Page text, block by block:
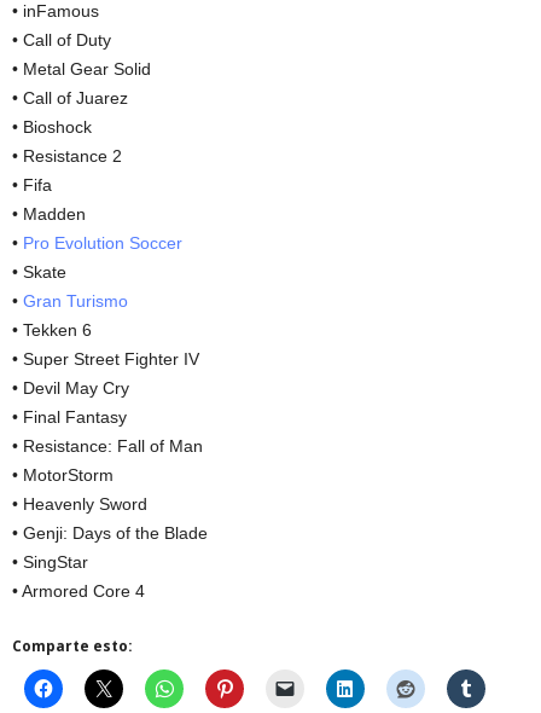
• inFamous
• Call of Duty
• Metal Gear Solid
• Call of Juarez
• Bioshock
• Resistance 2
• Fifa
• Madden
• Pro Evolution Soccer
• Skate
• Gran Turismo
• Tekken 6
• Super Street Fighter IV
• Devil May Cry
• Final Fantasy
• Resistance: Fall of Man
• MotorStorm
• Heavenly Sword
• Genji: Days of the Blade
• SingStar
• Armored Core 4
Comparte esto: